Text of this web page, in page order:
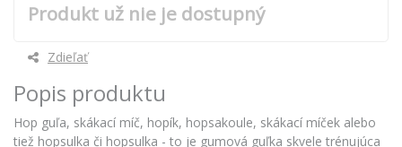
Produkt už nie je dostupný
Zdieľať
Popis produktu
Hop guľa, skákací míč, hopík, hopsakoule, skákací míček alebo
tiež hopsulka či hopsulka - to je gumová guľka skvele trénujúca